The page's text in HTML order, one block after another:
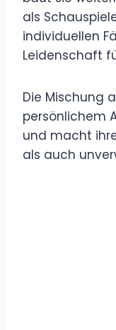
als
individuellen
Leidenschaft
Die Mischung
persönlichem
und macht
als auch